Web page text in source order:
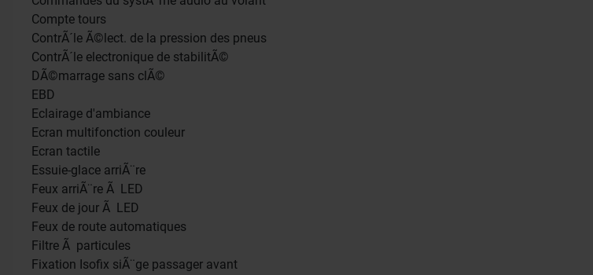
Compte tours
ContrÃ´le Ã©lect. de la pression des pneus
ContrÃ´le electronique de stabilitÃ©
DÃ©marrage sans clÃ©
EBD
Eclairage d'ambiance
Ecran multifonction couleur
Ecran tactile
Essuie-glace arriÃ¨re
Feux arriÃ¨re Ã LED
Feux de jour Ã LED
Feux de route automatiques
Filtre Ã particules
Fixation Isofix siÃ¨ge passager avant